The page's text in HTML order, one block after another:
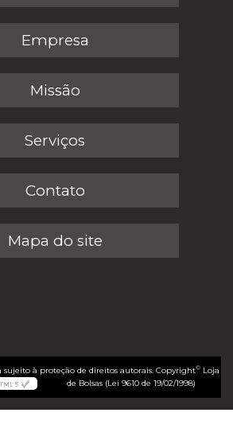
Empresa
Missão
Serviços
Contato
Mapa do site
sujeito à proteção de direitos autorais. Copyright©Loja
de Bolsas (Lei 9610 de 19/02/1998)